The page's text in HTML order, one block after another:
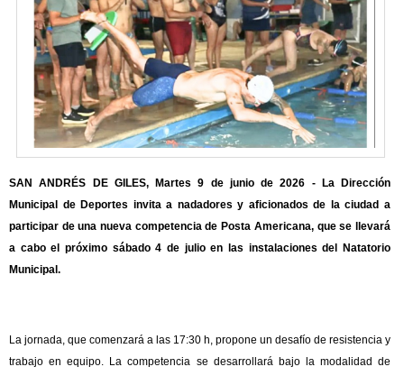
SAN ANDRÉS DE GILES, Martes 9 de junio de 2026 - La Dirección
Municipal de Deportes invita a nadadores y aficionados de la ciudad a
participar de una nueva competencia de Posta Americana, que se llevará
a cabo el próximo sábado 4 de julio en las instalaciones del Natatorio
Municipal.
La jornada, que comenzará a las 17:30 h, propone un desafío de resistencia y
trabajo en equipo. La competencia se desarrollará bajo la modalidad de